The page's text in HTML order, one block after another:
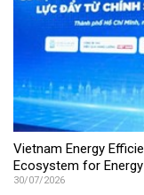
Vietnam Energy
Ecosystem for
30/07/2026